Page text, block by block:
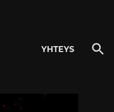
YHTEYS